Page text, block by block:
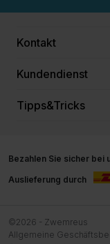
Kontakt
Kundendienst
Tipps&Tricks
Bezahlen Sie sicher bei
Auslieferung durch
©2026 - Zwemreus
Allgemeine